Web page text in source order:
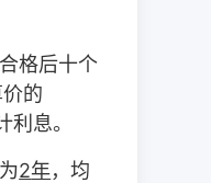
格后十个
的
利息。
2年，均